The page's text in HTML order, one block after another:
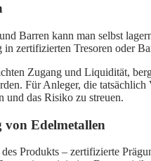
Barren kann man selbst
zertifizierten Tresoren oder
Zugang und Liquidität,
Für Anleger, die
das Risiko zu streuen.
von Edelmetallen
Produkts – zertifizierte